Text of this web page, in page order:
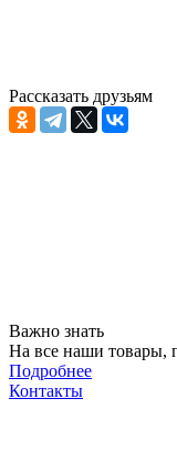
Рассказать друзьям
Важно знать
На все наши товары,
Подробнее
Контакты